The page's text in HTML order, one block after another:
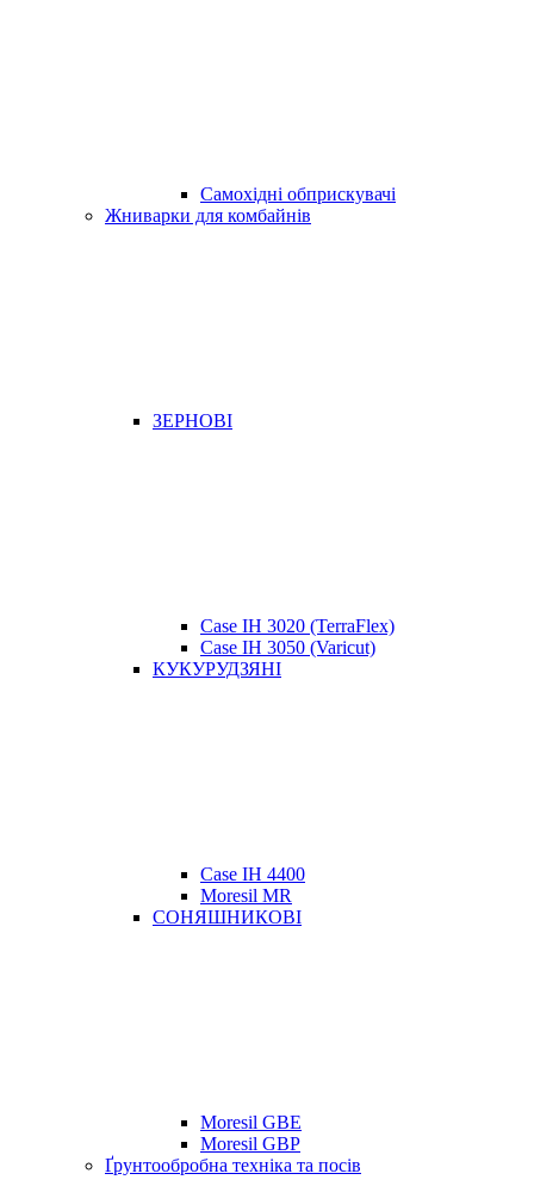
Самохідні обприскувачі
Жниварки для комбайнів
ЗЕРНОВІ
Case IH 3020 (TerraFlex)
Case IH 3050 (Varicut)
КУКУРУДЗЯНІ
Case IH 4400
Moresil MR
СОНЯШНИКОВІ
Moresil GBE
Moresil GBP
Ґрунтообробна техніка та посів